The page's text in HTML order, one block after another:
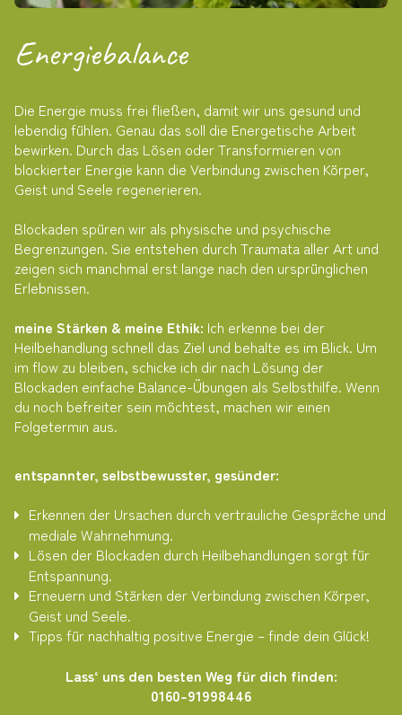
Energiebalance
Energiebalance
Die Energie muss frei fließen, damit wir uns gesund und
lebendig fühlen. Genau das soll die Energetische Arbeit
bewirken. Durch das Lösen oder Transformieren von
blockierter Energie kann die Verbindung zwischen Körper,
Geist und Seele regenerieren.
Blockaden spüren wir als physische und psychische
Begrenzungen. Sie entstehen durch Traumata aller Art und
zeigen sich manchmal erst lange nach den ursprünglichen
Erlebnissen.
meine Stärken & meine Ethik: Ich erkenne bei der
Heilbehandlung schnell das Ziel und behalte es im Blick. Um
im flow zu bleiben, schicke ich dir nach Lösung der
Blockaden einfache Balance-Übungen als Selbsthilfe. Wenn
du noch befreiter sein möchtest, machen wir einen
Folgetermin aus.
entspannter, selbstbewusster, gesünder:
Erkennen der Ursachen durch vertrauliche Gespräche und
mediale Wahrnehmung.
Lösen der Blockaden durch Heilbehandlungen sorgt für
Entspannung.
Erneuern und Stärken der Verbindung zwischen Körper,
Geist und Seele.
Tipps für nachhaltig positive Energie – finde dein Glück!
Lass‘ uns den besten Weg für dich finden:
0160-91998446